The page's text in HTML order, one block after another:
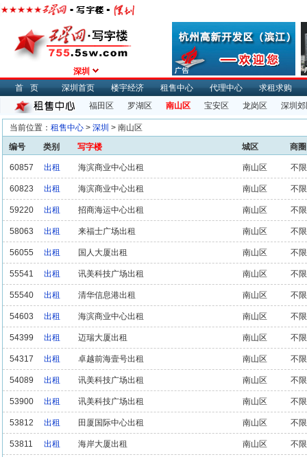
深圳
首页
深圳首页 楼宇经济 租售中心 代理中心
求租求购
福田区
罗湖区 南山区 宝安区 龙岗区 深圳
当前位置： 租售中心 > 深圳 > 南山区
编号
类别 写字楼 城区 商圈
60857 出租 海滨商业中心出租 南山区 不限
60823 出租 海滨商业中心出租 南山区 不限
59220 出租 招商海运中心出租 南山区 不限
58063 出租 来福士广场出租 南山区 不限
56055 出租 国人大厦出租 南山区 不限
55541 出租 讯美科技广场出租 南山区 不限
55540 出租 清华信息港出租 南山区 不限
54603 出租 海滨商业中心出租 南山区 不限
54399 出租 迈瑞大厦出租 南山区 不限
54317 出租 卓越前海壹号出租 南山区 不限
54089 出租 讯美科技广场出租 南山区 不限
53900 出租 讯美科技广场出租 南山区 不限
53812 出租 田厦国际中心出租 南山区 不限
53811 出租 海岸大厦出租 南山区 不限